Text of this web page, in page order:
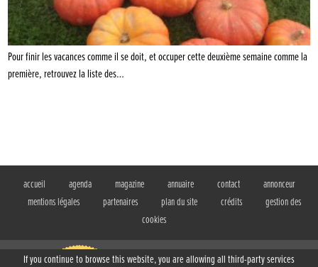
Pour finir les vacances comme il se doit, et occuper cette deuxième semaine comme la
première, retrouvez la liste des…
accueil agenda magazine annuaire contact
annonceur
mentions légales
partenaires plan du site crédits
gestion des
cookies
If you continue to browse this website, you are allowing all third-party services